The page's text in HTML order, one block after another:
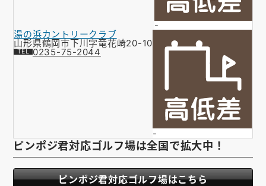
-
湯の浜カントリークラブ
山形県鶴岡市下川字竜花崎20-10
0235-75-2044
-
ピンポジ君対応ゴルフ場は全国で拡大中！
ピンポジ君対応ゴルフ場はこちら